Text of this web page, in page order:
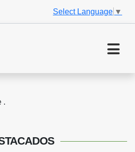
Select Language ▼
.